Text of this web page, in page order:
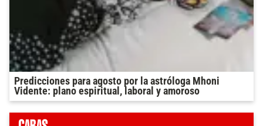
Predicciones para agosto por la astróloga Mhoni
Vidente: plano espiritual, laboral y amoroso